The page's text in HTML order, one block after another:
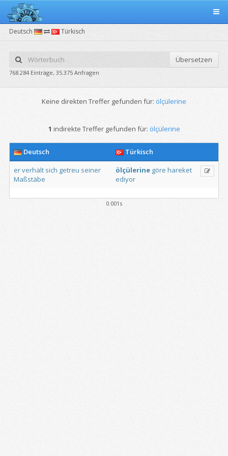
Deutsch Türkisch
Übersetzen
768.284 Einträge, 35.375 Anfragen
Keine direkten Treffer gefunden für: ölçülerine
1 indirekte Treffer gefunden für: ölçülerine
Deutsch
Türkisch
erverhält sich getreu seiner
Maßstäbe
ölçülerine göre hareket
ediyor
0.001s